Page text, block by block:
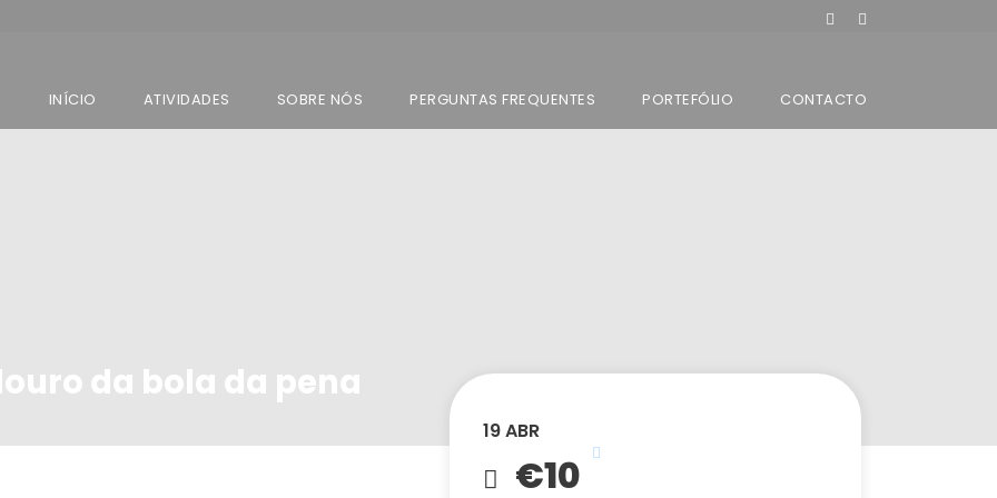
INÍCIO ATIVIDADES SOBRE NÓS PERGUNTAS FREQUENTES PORTEFÓLIO CONTACTO
da bola da pena
19 ABR
€10